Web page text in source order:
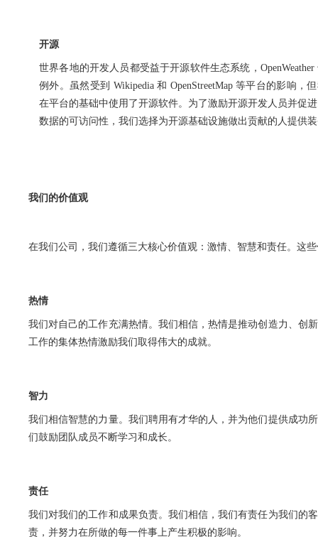
开源
世界各地的开发人员都受益于开源软件生态系统，OpenWeather
例外。虽然受到 Wikipedia 和 OpenStreetMap 等平台的影响，
在平台的基础中使用了开源软件。为了激励开源开发人员并促
数据的可访问性，我们选择为开源基础设施做出贡献的人提供
我们的价值观
在我们公司，我们遵循三大核心价值观：激情、智慧和责任。这
热情
我们对自己的工作充满热情。我们相信，热情是推动创造力、创
工作的集体热情激励我们取得伟大的成就。
智力
我们相信智慧的力量。我们聘用有才华的人，并为他们提供成功
们鼓励团队成员不断学习和成长。
责任
我们对我们的工作和成果负责。我们相信，我们有责任为我们的
责，并努力在所做的每一件事上产生积极的影响。